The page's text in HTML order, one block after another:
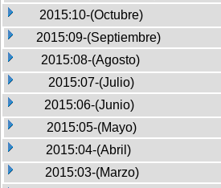
2015:10-(Octubre)
2015:09-(Septiembre)
2015:08-(Agosto)
2015:07-(Julio)
2015:06-(Junio)
2015:05-(Mayo)
2015:04-(Abril)
2015:03-(Marzo)